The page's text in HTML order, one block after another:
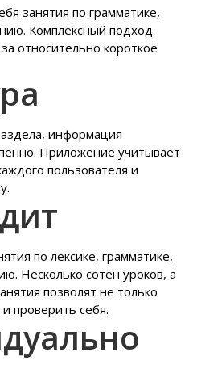
занятия по грамматике,
Комплексный подход
относительно короткое
информация
Приложение учитывает
пользователя и
по лексике, грамматике,
Несколько сотен уроков, а
позволят не только
проверить себя.